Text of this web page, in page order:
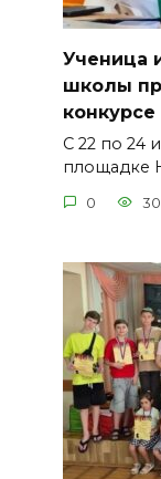
Ученица
школы
С 22 по 24
площадке
0 30